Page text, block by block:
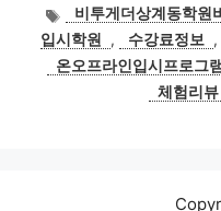
태
그
비투게더상계동학원비
입시학원
, 수강료정보 ,
온오프라인입시프로그
체험리뷰